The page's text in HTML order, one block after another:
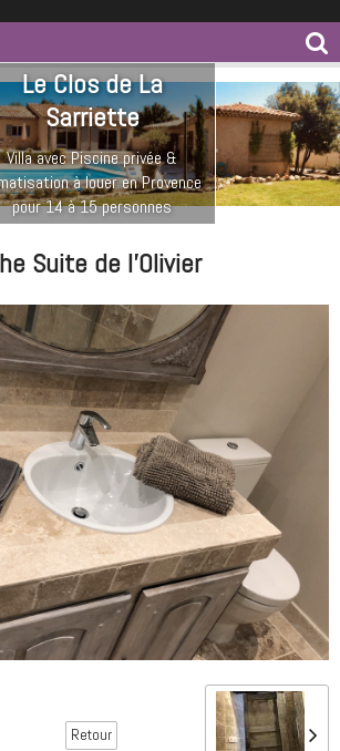
Le Clos de La
Sarriette
Villa avec Piscine privée &
à louer en Provence
pour 14 à 15 personnes
Suite de l'Olivier
Retour